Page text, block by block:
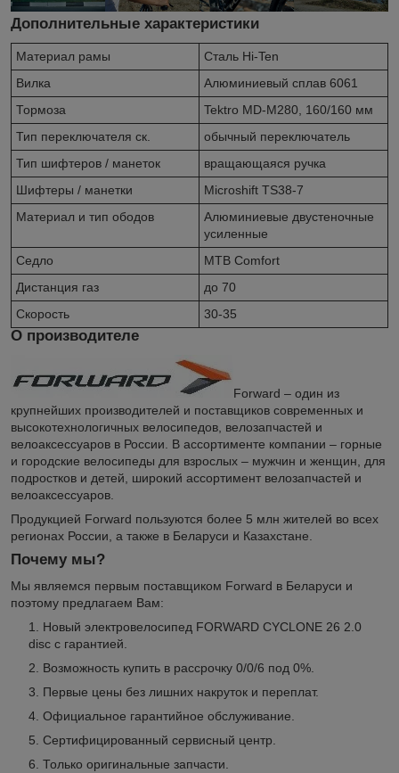
Дополнительные характеристики
Материал рамы
Сталь Hi-Ten
Вилка
Алюминиевый сплав 6061
Тормоза
Tektro MD-M280, 160/160 мм
Тип переключателя ск.
обычный переключатель
Тип шифтеров / манеток
вращающаяся ручка
Шифтеры / манетки
Microshift TS38-7
Материал и тип ободов
Алюминиевые двустеночные
усиленные
Седло
MTB Comfort
Дистанция газ
до 70
Скорость
30-35
О производителе
Forward – один из
крупнейших производителей и поставщиков современных и
высокотехнологичных велосипедов, велозапчастей и
велоаксессуаров в России. В ассортименте компании – горные
и городские велосипеды для взрослых – мужчин и женщин, для
подростков и детей, широкий ассортимент велозапчастей и
велоаксессуаров.
Продукцией Forward пользуются более 5 млн жителей во всех
регионах России, а также в Беларуси и Казахстане.
Почему мы?
Мы являемся первым поставщиком Forward в Беларуси и
поэтому предлагаем Вам:
Новый электровелосипед FORWARD CYCLONE 26 2.0
disc с гарантией.
Возможность купить в рассрочку 0/0/6 под 0%.
Первые цены без лишних накруток и переплат.
Официальное гарантийное обслуживание.
Сертифицированный сервисный центр.
Только оригинальные запчасти.